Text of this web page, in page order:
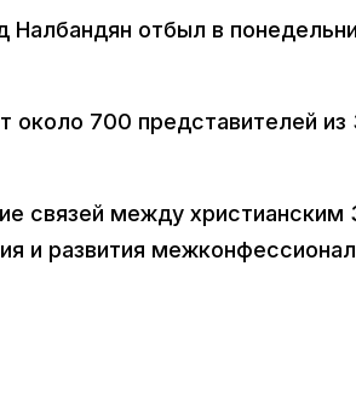
отбыл в
около 700 представителей из
связей между христианским
и развития